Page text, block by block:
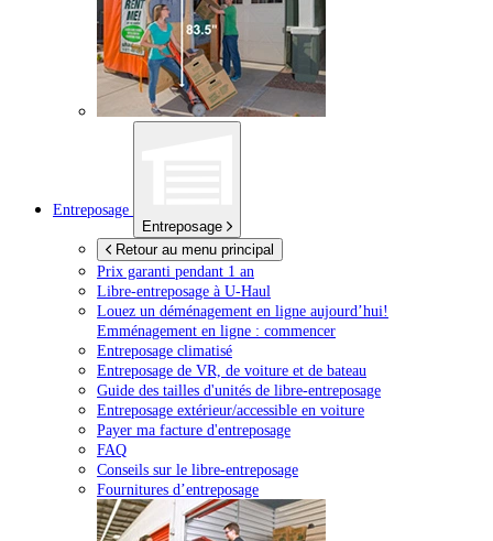
Entreposage
Entreposage
Retour au menu principal
Prix garanti pendant 1 an
Libre-entreposage à U-Haul
Louez un déménagement en ligne aujourd’hui!
Emménagement en ligne : commencer
Entreposage climatisé
Entreposage de VR, de voiture et de bateau
Guide des tailles d'unités de libre-entreposage
Entreposage extérieur/accessible en voiture
Payer ma facture d'entreposage
FAQ
Conseils sur le libre-entreposage
Fournitures d’entreposage